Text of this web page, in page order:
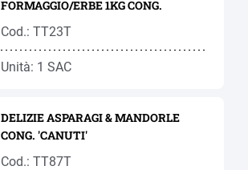
FORMAGGIO/ERBE 1KG CONG.
Cod.: TT23T
Unità: 1 SAC
DELIZIE ASPARAGI & MANDORLE
CONG. 'CANUTI'
Cod.: TT87T